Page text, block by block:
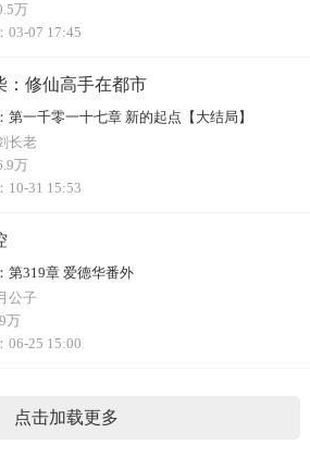
万
03-07 17:45
：修仙高手在都市
第一千零一十七章 新的起点【大结局】
长老
万
10-31 15:53
第319章 爱德华番外
公子
万
06-25 15:00
点击加载更多